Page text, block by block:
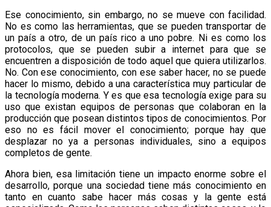
Ese conocimiento, sin embargo, no se mueve con facilidad.
No es como las herramientas, que se pueden transportar de
un país a otro, de un país rico a uno pobre. Ni es como los
protocolos, que se pueden subir a internet para que se
encuentren a disposición de todo aquel que quiera utilizarlos.
No. Con ese conocimiento, con ese saber hacer, no se puede
hacer lo mismo, debido a una característica muy particular de
la tecnología moderna. Y es que esa tecnología exige para su
uso que existan equipos de personas que colaboran en la
producción que posean distintos tipos de conocimientos. Por
eso no es fácil mover el conocimiento; porque hay que
desplazar no ya a personas individuales, sino a equipos
completos de gente.
Ahora bien, esa limitación tiene un impacto enorme sobre el
desarrollo, porque una sociedad tiene más conocimiento en
tanto en cuanto sabe hacer más cosas y la gente está